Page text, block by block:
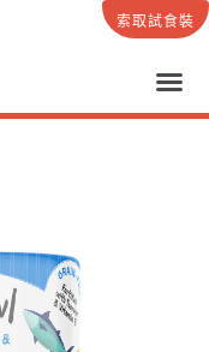
索取試食裝